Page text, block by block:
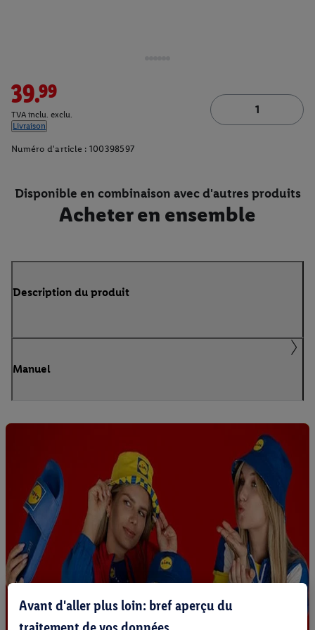
39.99
TVA inclu. exclu.
Livraison
Numéro d'article : 100398597
Disponible en combinaison avec d'autres produits
Acheter en ensemble
Description du produit
Manuel
Avant d'aller plus loin: bref aperçu du